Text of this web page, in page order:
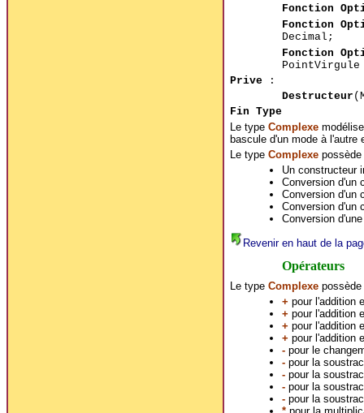
Fonction
Fonction
Decimal;
Fonction
Prive:
Destructeur
Fin Type
Le type Complexemodélise
bascule d'un mode à l'autre
Le type Complexepossède
Un constructeur
Conversion d'un
Conversion d'un
Conversion d'un
Conversion
Revenir en haut de la
Opérateurs
Le type Complexepossède
+ pour l'addition
+ pour l'addition
+ pour l'addition
+ pour l'addition
-pour le
-pour la
-pour la
-pour la
-pour la